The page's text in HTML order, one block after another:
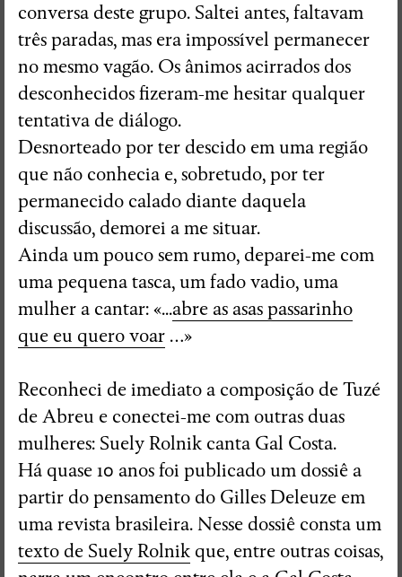
conversa deste grupo. Saltei antes, faltavam
três paradas, mas era impossível permanecer
no mesmo vagão. Os ânimos acirrados dos
desconhecidos fizeram-me hesitar qualquer
tentativa de diálogo.
Desnorteado por ter descido em uma região
que não conhecia e, sobretudo, por ter
permanecido calado diante daquela
discussão, demorei a me situar.
Ainda um pouco sem rumo, deparei-me com
uma pequena tasca, um fado vadio, uma
mulher a cantar: «...abre as asas passarinho
que eu quero voar …»
Reconheci de imediato a composição de Tuzé
de Abreu e conectei-me com outras duas
mulheres: Suely Rolnik canta Gal Costa.
Há quase 10 anos foi publicado um dossiê a
partir do pensamento do Gilles Deleuze em
uma revista brasileira. Nesse dossiê consta um
texto de Suely Rolnik que, entre outras coisas,